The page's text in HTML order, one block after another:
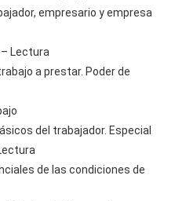
empresario y empresa
Lectura
a prestar. Poder de
del trabajador. Especial
de las condiciones de